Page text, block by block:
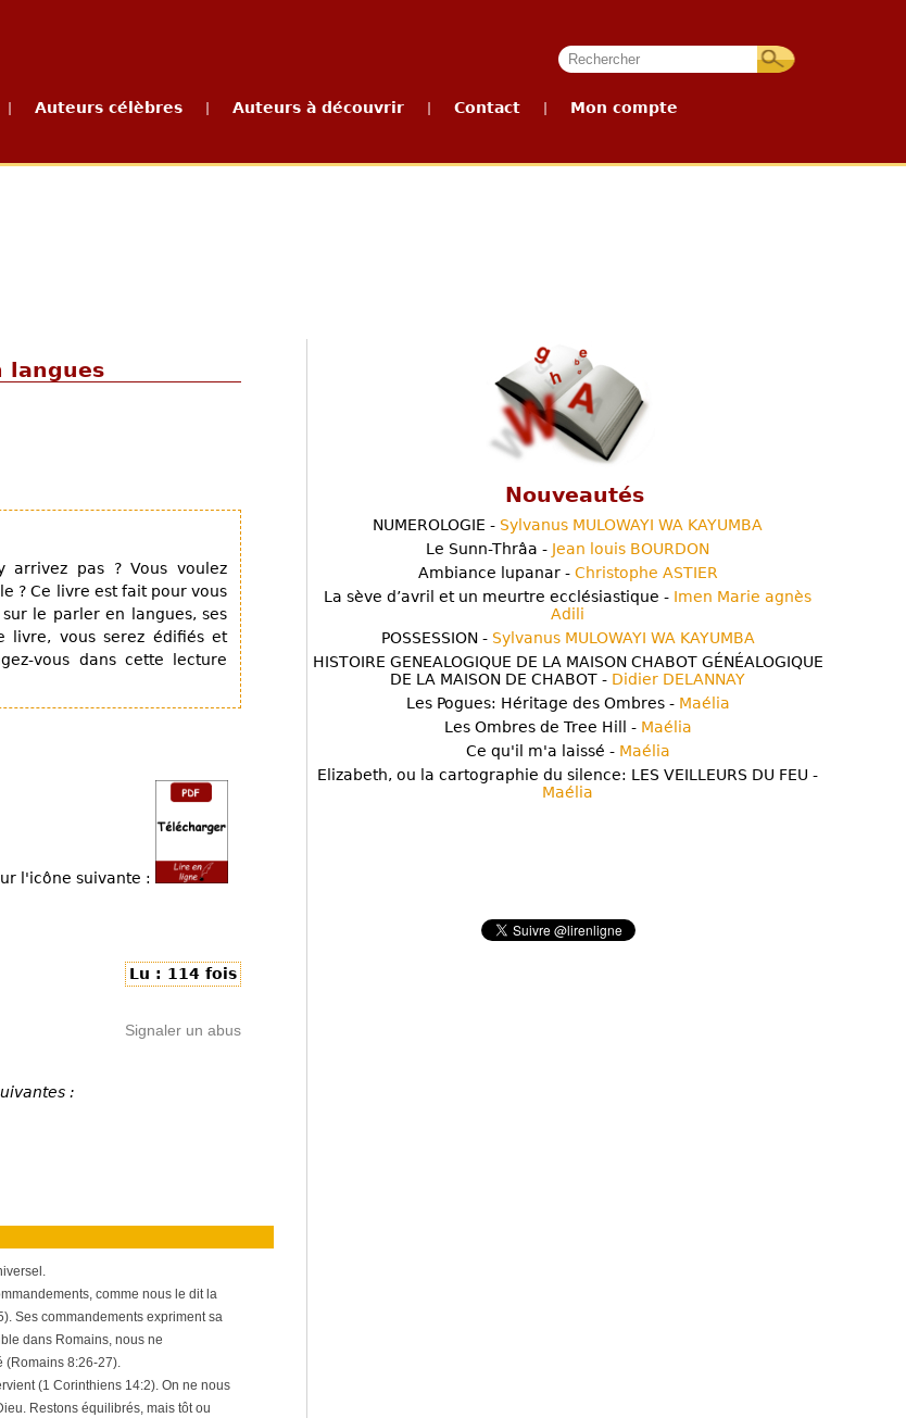
Auteurs célèbres Auteurs à découvrir Contact Mon compte
langues
arrivez pas ? Vous voulez
? Ce livre est fait pour vous
le parler en langues, ses
livre, vous serez édifiés et
vous dans cette lecture
l'icône suivante :
Lu : 114 fois
Signaler un abus
:
comme nous le dit la
Ses commandements expriment sa
dans Romains, nous ne
(Romains 8:26-27).
(1 Corinthiens 14:2). On ne nous
Restons équilibrés, mais tôt ou
Nouveautés
NUMEROLOGIE - Sylvanus MULOWAYI WA KAYUMBA
Le Sunn-Thrâa - Jean louis BOURDON
Ambiance lupanar - Christophe ASTIER
La sève d’avril et un meurtre ecclésiastique - Imen Marie agnès
Adili
POSSESSION - Sylvanus MULOWAYI WA KAYUMBA
HISTOIRE GENEALOGIQUE DE LA MAISON CHABOT GÉNÉALOGIQUE
DE LA MAISON DE CHABOT - Didier DELANNAY
Les Pogues: Héritage des Ombres - Maélia
Les Ombres de Tree Hill - Maélia
Ce qu'il m'a laissé - Maélia
Elizabeth, ou la cartographie du silence: LES VEILLEURS DU FEU -
Maélia